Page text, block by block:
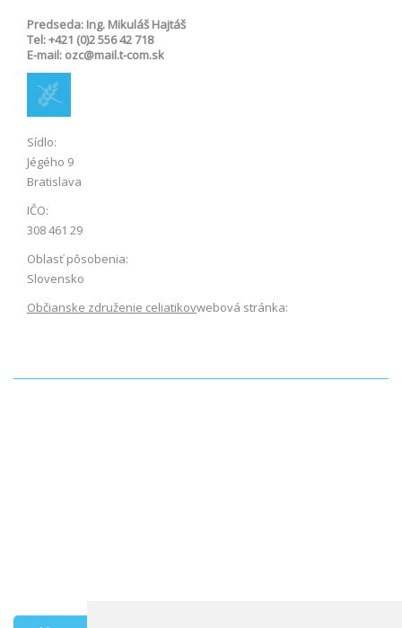
Predseda: Ing. Mikuláš Hajtáš
Tel: +421 (0)2 556 42 718
E-mail: ozc@mail.t-com.sk
Sídlo:
Jégého 9
Bratislava
IČO:
308 461 29
Oblasť pôsobenia:
Slovensko
webová stránka:
Občianske združenie celiatikov